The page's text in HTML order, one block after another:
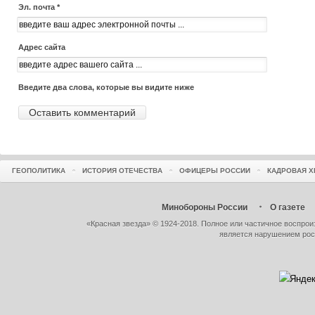
Эл. почта *
Адрес сайта
Введите два слова, которые вы видите ниже
ГЕОПОЛИТИКА ИСТОРИЯ ОТЕЧЕСТВА ОФИЦЕРЫ РОССИИ КАДРОВАЯ
Минобороны России О газете
«Красная звезда» © 1924-2018. Полное или частичное
является нарушением